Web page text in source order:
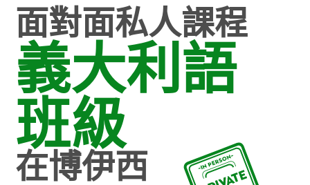
面對面私人課程
義大利語
班級
在博伊西